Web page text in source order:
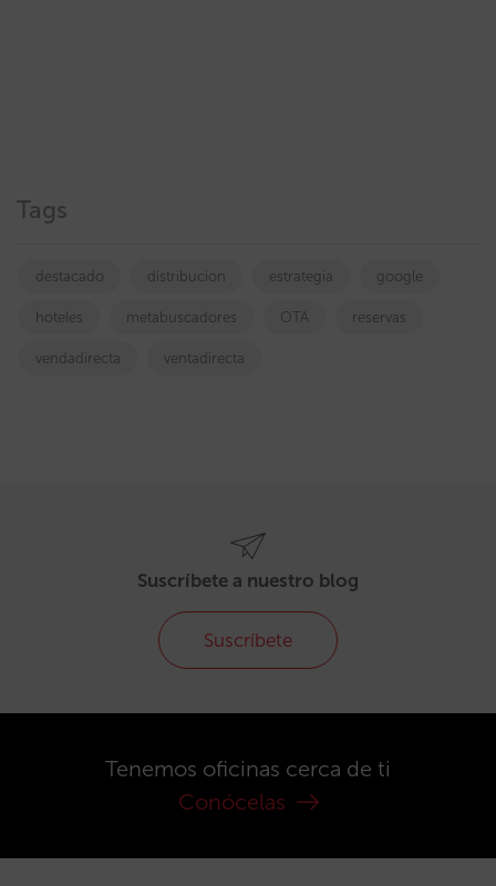
Tags
destacado distribucion estrategia google
hoteles metabuscadores OTA reservas
vendadirecta ventadirecta
Suscríbete a nuestro blog
Suscríbete
Tenemos oficinas cerca de ti
Conócelas